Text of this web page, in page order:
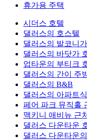
휴가용 주택
시더스 호텔
댈러스의 호스텔
댈러스의 발코니
댈러스의 바닷가
업타운의 부티크
댈러스의 간이 주
댈러스의 B&B
댈러스의 아파트
페어 파크 뮤직홀
맥키니 애비뉴 근
댈러스 다운타운
댈러스 다운타운